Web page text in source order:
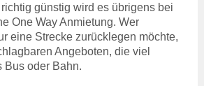
günstig wird es übrigens bei
One Way Anmietung. Wer
eine Strecke zurücklegen möchte,
Angeboten, die viel
Bus oder Bahn.